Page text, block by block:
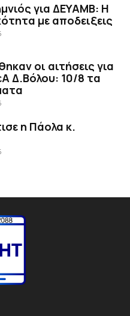
για ΔΕΥΑΜΒ: Η
με αποδειξεις
οι αιτήσεις για
Δ.Βόλου: 10/8 τα
η Πάολα κ.